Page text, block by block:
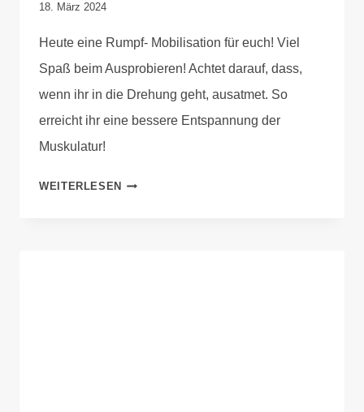
Von
Krause
18. März 2024
Heute eine Rumpf- Mobilisation für euch! Viel
Spaß beim Ausprobieren! Achtet darauf, dass,
wenn ihr in die Drehung geht, ausatmet. So
erreicht ihr eine bessere Entspannung der
Muskulatur!
WEITERLESEN